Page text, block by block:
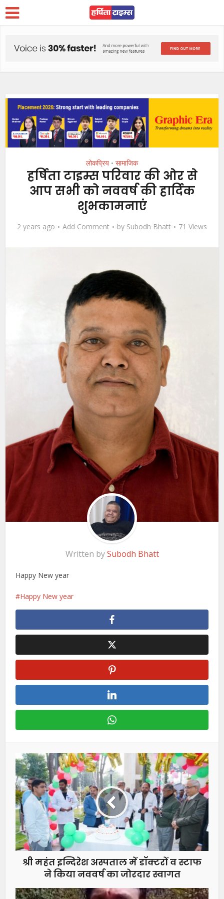
लोकप्रिय • सामाजिक
हर्षिता टाइम्स परिवार की ओर से
आप सभी को नववर्ष की हार्दिक
शुभकामनाएं
2 years ago Add Comment by Subodh Bhatt 71 Views
Written bySubodh Bhatt
Happy New year
Happy New year
श्री महंत इन्दिरेश अस्पताल में डॉक्टरों व स्टाफ
ने किया नववर्ष का जोरदार स्वागत